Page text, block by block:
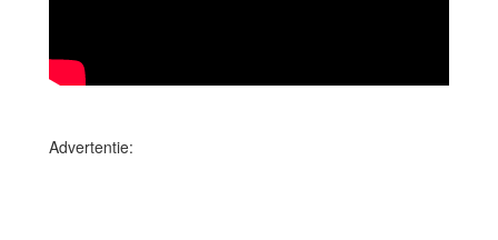
Advertentie: